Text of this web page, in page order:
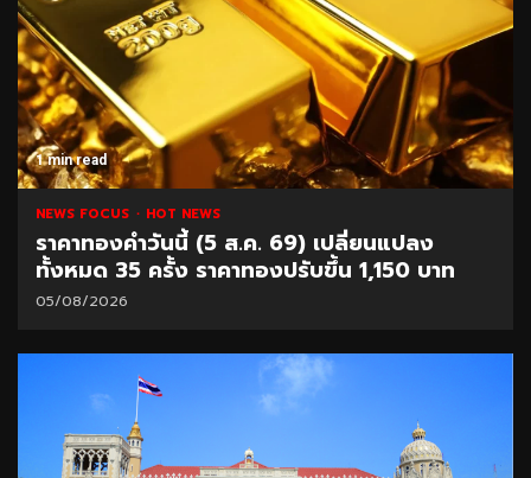
1 min read
NEWS FOCUS HOT NEWS
ราคาทองคำวันนี้ (5 ส.ค. 69) เปลี่ยนแปลง
ทั้งหมด 35 ครั้ง ราคาทองปรับขึ้น 1,150 บาท
05/08/2026